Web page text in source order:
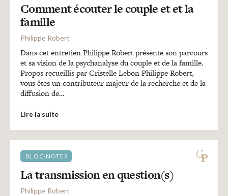
Recherches
Entretiens
Revues
Colloque
Comment écouter le couple et et la
famille
Philippe Robert
Dans cet entretien Philippe Robert présente son parcours
et sa vision de la psychanalyse du couple et de la famille.
Propos recueillis par Cristelle Lebon Philippe Robert,
vous êtes un contributeur majeur de la recherche et de la
diffusion de…
Lire la suite
BLOC-NOTES
La transmission en question(s)
Philippe Robert